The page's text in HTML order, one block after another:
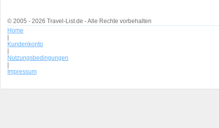
© 2005 - 2026 Travel-List.de - Alle Rechte vorbehalten
Home
Kundenkonto
Nutzungsbedingungen
Impressum